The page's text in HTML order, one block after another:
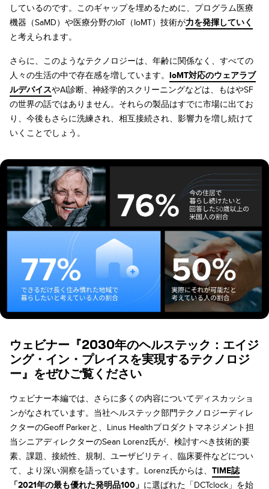
しているのです。このギャップを埋めるために、プログラム医療
機器（SaMD）や医療分野のIoT（IoMT）技術が力を発揮していく
と考えられます。
さらに、このようなテクノロジーは、年齢に関係なく、すべての
人々の生活の中で存在感を増しています。 IoMT対応のウェアラブ
ルデバイスやAI診断、神経学的スクリーニングなどは、もはやSF
の世界の話ではありません。それらの製品はすでに市場に出てお
り、今後もさらに洗練され、相互接続され、影響力を増し続けて
いくことでしょう。
ウェビナー『2030年のヘルステック：エイジ
ング・イン・プレイスを実現するテクノロジ
ー』をぜひご覧ください
ウェビナー本編では、さらに多くの内容についてディスカッショ
ンがなされています。当社ヘルステック部門テクノロジーディレ
クターのGeoff Parkerと、Linus Healthプロダクトマネジメント担
当シニアディレクターのSean Lorenz氏が、検討すべき技術的要
素、課題、接続性、規制、ユーザビリティ、臨床要件などについ
て、より深い洞察を語っています。Lorenz氏からは、 TIME誌
「2021年の最も優れた発明品100」 に選ばれた「DCTclock」を始